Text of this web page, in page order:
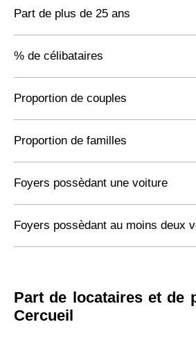
Part de plus de 25 ans
% de célibataires
Proportion de couples
Proportion de familles
Foyers possèdant une voiture
Foyers possèdant au moins deux
Part de locataires et de
Cercueil